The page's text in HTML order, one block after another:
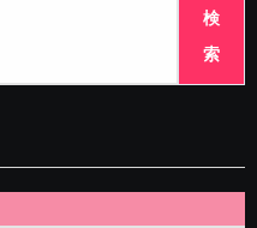
検
索